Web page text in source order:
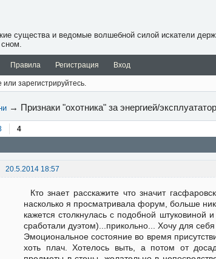
существа и ведомые волшебной силой искатели
Правила Регистрация Вход
зарегистрируйтесь.
→ Признаки "охотника" за энергией/
4
20.5.2014 18:57
Кто знает расскажите что значит
насколько я просматривала форум, больше
кажется столкнулась с подобной штуковиной
сработали дуэтом)...прикольно... Хочу для
Эмоциональное состояние во время
хоть плач. Хотелось выть, а потом от